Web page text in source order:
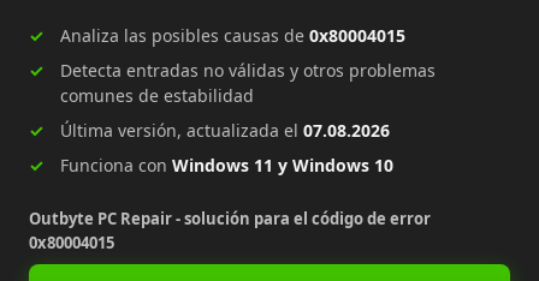
Analiza las posibles causas de 0x80004015
Detecta entradas no válidas y otros problemas
comunes de estabilidad
Última versión, actualizada el 07.08.2026
Funciona con Windows 11 y Windows 10
Outbyte PC Repair - solución para el código de error
0x80004015